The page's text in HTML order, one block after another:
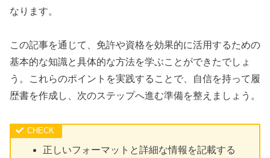
なります。
この記事を通じて、免許や資格を効果的に活用するための
基本的な知識と具体的な方法を学ぶことができたでしょ
う。これらのポイントを実践することで、自信を持って履
歴書を作成し、次のステップへ進む準備を整えましょう。
正しいフォーマットと詳細な情報を記載する